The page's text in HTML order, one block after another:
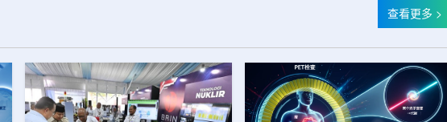
查看更多 >